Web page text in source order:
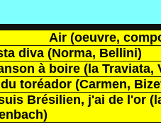
Air (oeuvre,
diva (Norma, Bellini)
à boire (la Traviata,
toréador (Carmen,
Brésilien, j'ai de l'or